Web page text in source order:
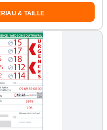
& TAILLE